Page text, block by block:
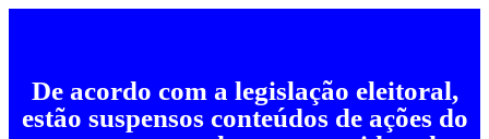
De acordo com a legislação eleitoral,
estão suspensos conteúdos de ações do